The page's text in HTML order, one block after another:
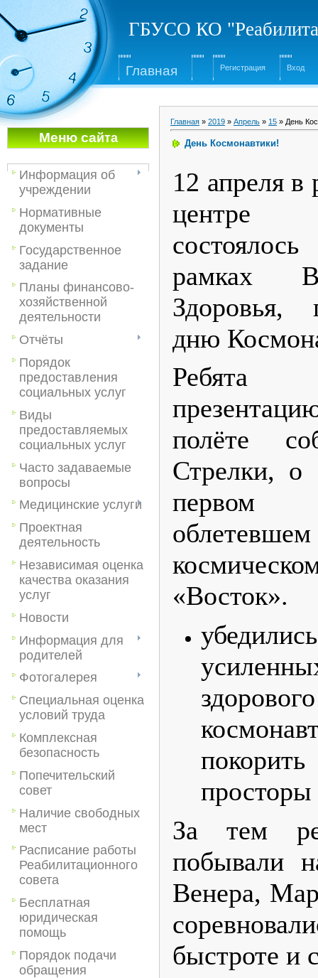
ГБУСО КО
Главная Регистрация Вход
Меню сайта
Информация об
учреждении
Нормативные
документы
Государственное
задание
Планы финансово-
хозяйственной
деятельности
Отчёты
Порядок
предоставления
социальных услуг
Виды
предоставляемых
социальных услуг
Часто задаваемые
вопросы
Медицинские услуги
Проектная
деятельность
Независимая оценка
качества оказания
услуг
Новости
Информация для
родителей
Фотогалерея
Специальная оценка
условий труда
Комплексная
безопасность
Попечительский
совет
Наличие свободных
мест
Расписание работы
Реабилитационного
совета
Бесплатная
юридическая
помощь
Порядок подачи
обращения
Главная » 2019 » Апрель » 15 » День
День Космонавтики!
12 апреля в
центре
рамках
Здоровья,
дню
Ребята
полёте
Стрелки,
первом
«Восток».
просторы
За тем
побывали
Венера,
быстроте и